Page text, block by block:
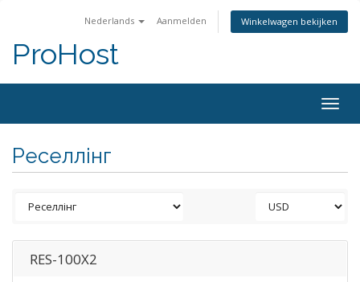
Nederlands Aanmelden Winkelwagen bekijken
ProHost
Реселлінг
RES-100X2